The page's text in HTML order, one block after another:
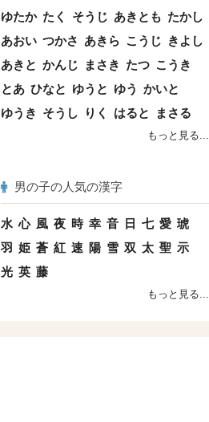
ゆたか たく そうじ あきとも たかし
あおい つかさ あきら こうじ きよし
あきと かんじ まさき たつ こうき
とあ ひなと ゆうと ゆう かいと
ゆうき そうし りく はると まさる
もっと見る...
男の子の人気の漢字
水 心 風 夜 時 幸 音 日 七 愛 琥
羽 姫 蒼 紅 速 陽 雪 双 太 聖 示
光 英 藤
もっと見る...